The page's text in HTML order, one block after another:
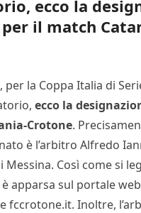
ecco la
il match
la Coppa Italia di
ecco la
Crotone.
è l’arbitro Alfredo
Messina. Così come si
apparsa sul portale
fccrotone.it. Inoltre,